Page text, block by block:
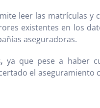
leer las matrículas y
existentes en los
aseguradoras.
ya que pese a haber
el aseguramiento